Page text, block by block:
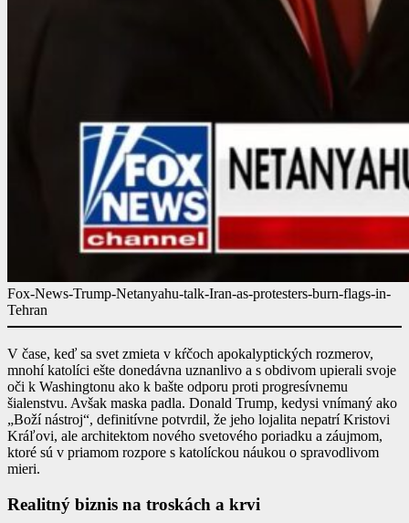
Fox-News-Trump-Netanyahu-talk-Iran-as-protesters-burn-flags-in-
Tehran
V čase, keď sa svet zmieta v kŕčoch apokalyptických rozmerov,
mnohí katolíci ešte donedávna uznanlivo a s obdivom upierali svoje
oči k Washingtonu ako k bašte odporu proti progresívnemu
šialenstvu. Avšak maska padla. Donald Trump, kedysi vnímaný ako
„Boží nástroj“, definitívne potvrdil, že jeho lojalita nepatrí Kristovi
Kráľovi, ale architektom nového svetového poriadku a záujmom,
ktoré sú v priamom rozpore s katolíckou náukou o spravodlivom
mieri.
Realitný biznis na troskách a krvi